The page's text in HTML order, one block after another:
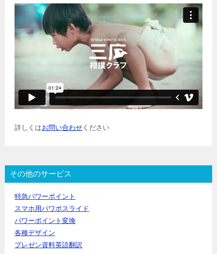
詳しくはお問い合わせください
その他のサービス
特急パワーポイント
スマホ用パワポスライド
パワーポイント変換
各種デザイン
プレゼン資料英語翻訳